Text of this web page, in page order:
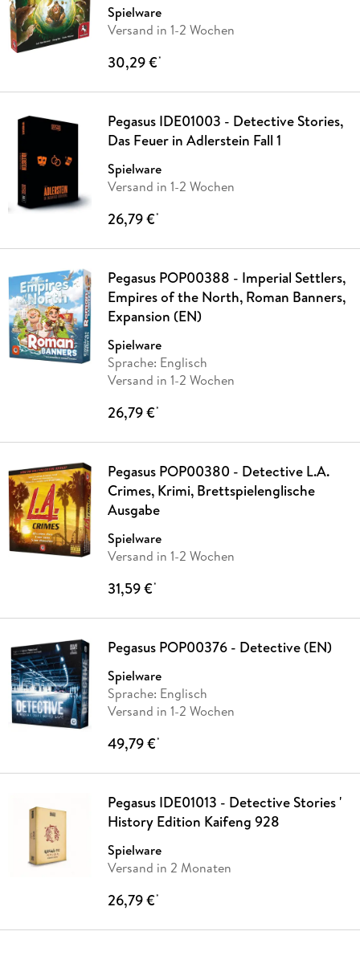
Spielware
Versand in 1-2 Wochen
30,29 €*
Pegasus IDE01003 - Detective Stories,
Das Feuer in Adlerstein Fall 1
Spielware
Versand in 1-2 Wochen
26,79 €*
Pegasus POP00388 - Imperial Settlers,
Empires of the North, Roman Banners,
Expansion (EN)
Spielware
Sprache: Englisch
Versand in 1-2 Wochen
26,79 €*
Pegasus POP00380 - Detective L.A.
Crimes, Krimi, Brettspielenglische
Ausgabe
Spielware
Versand in 1-2 Wochen
31,59 €*
Pegasus POP00376 - Detective (EN)
Spielware
Sprache: Englisch
Versand in 1-2 Wochen
49,79 €*
Pegasus IDE01013 - Detective Stories '
History Edition Kaifeng 928
Spielware
Versand in 2 Monaten
26,79 €*